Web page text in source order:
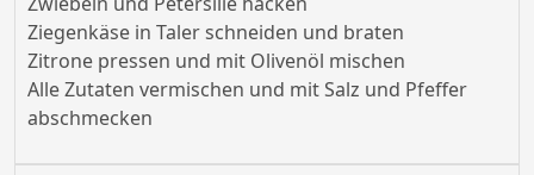
Ziegenkäse in Taler schneiden und braten
Zitrone pressen und mit Olivenöl mischen
Alle Zutaten vermischen und mit Salz und Pfeffer
abschmecken